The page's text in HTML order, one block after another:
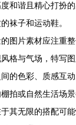
和谐且精心打扮
袜子和运动鞋。
的图片素材应注重
格与气场，特写图
的色彩、质感互
拍或自然生活场景
其无限的搭配可